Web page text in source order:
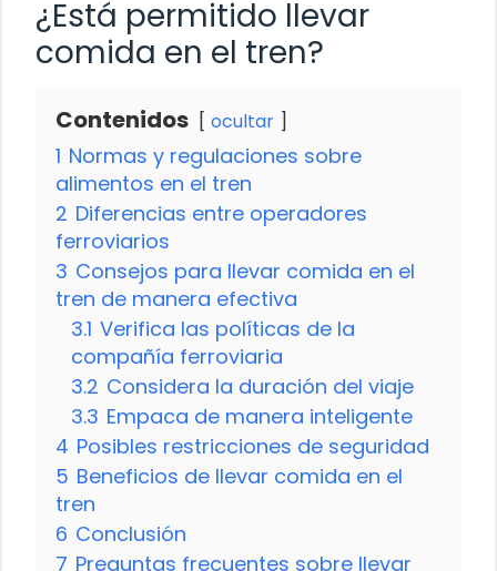
¿Está permitido llevar
comida en el tren?
Contenidos ocultar
1 Normas y regulaciones sobre
alimentos en el tren
2 Diferencias entre operadores
ferroviarios
3 Consejos para llevar comida en el
tren de manera efectiva
3.1 Verifica las políticas de la
compañía ferroviaria
3.2 Considera la duración del viaje
3.3 Empaca de manera inteligente
4 Posibles restricciones de seguridad
5 Beneficios de llevar comida en el
tren
6 Conclusión
7 Preguntas frecuentes sobre llevar